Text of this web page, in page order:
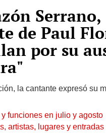
Serrano,
de Paul
por su
la cantante expresó su
funciones en julio y agosto
artistas, lugares y entradas